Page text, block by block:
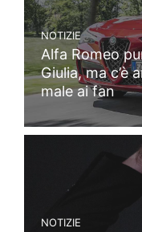
NOTIZIE
Alfa Romeo
Giulia, ma c’è
male ai fan
NOTIZIE